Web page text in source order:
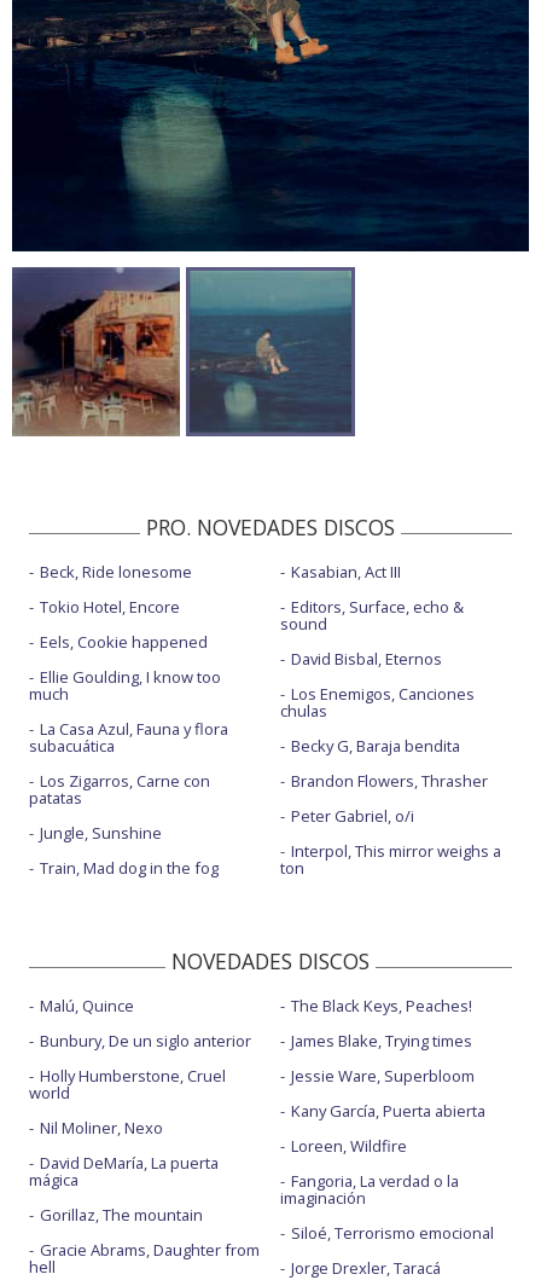
PRO. NOVEDADES DISCOS
Beck, Ride lonesome
Tokio Hotel, Encore
Eels, Cookie happened
Ellie Goulding, I know too
much
La Casa Azul, Fauna y flora
subacuática
Los Zigarros, Carne con
patatas
Jungle, Sunshine
Train, Mad dog in the fog
Kasabian, Act III
Editors, Surface, echo &
sound
David Bisbal, Eternos
Los Enemigos, Canciones
chulas
Becky G, Baraja bendita
Brandon Flowers, Thrasher
Peter Gabriel, o/i
Interpol, This mirror weighs a
ton
NOVEDADES DISCOS
Malú, Quince
Bunbury, De un siglo anterior
Holly Humberstone, Cruel
world
Nil Moliner, Nexo
David DeMaría, La puerta
mágica
Gorillaz, The mountain
Gracie Abrams, Daughter from
hell
The Black Keys, Peaches!
James Blake, Trying times
Jessie Ware, Superbloom
Kany García, Puerta abierta
Loreen, Wildfire
Fangoria, La verdad o la
imaginación
Siloé, Terrorismo emocional
Jorge Drexler, Taracá